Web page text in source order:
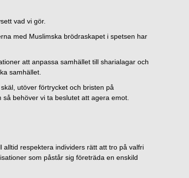
vad vi gör.
med Muslimska brödraskapet i spetsen har
att anpassa samhället till sharialagar och
samhället.
utöver förtrycket och bristen på
behöver vi ta beslutet att agera emot.
alltid respektera individers rätt att tro på valfri
som påstår sig företräda en enskild